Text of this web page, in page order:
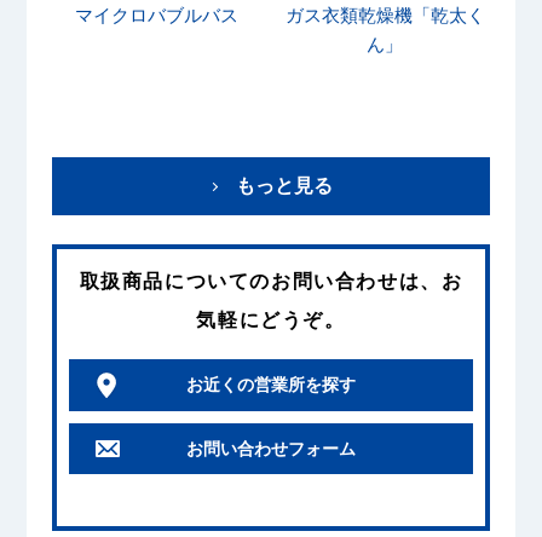
マイクロバブルバス
ガス衣類乾燥機「乾太く
ん」
もっと見る
取扱商品についてのお問い合わせは、お
気軽にどうぞ。
お近くの営業所を探す
お問い合わせフォーム